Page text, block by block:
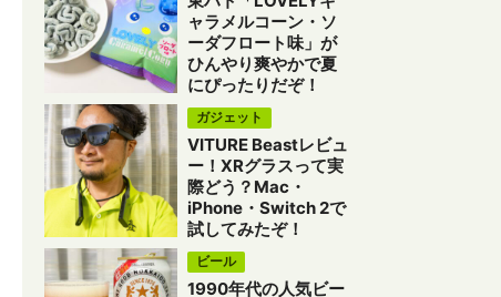
ャラメルコーン・ソ
ーダフロート味」が
ひんやり爽やかで夏
にぴったりだぞ！
ガジェット
VITURE Beastレビュ
ー！XRグラスって実
際どう？Mac・
iPhone・Switch 2で
試してみたぞ！
ビール
1990年代の人気ビー